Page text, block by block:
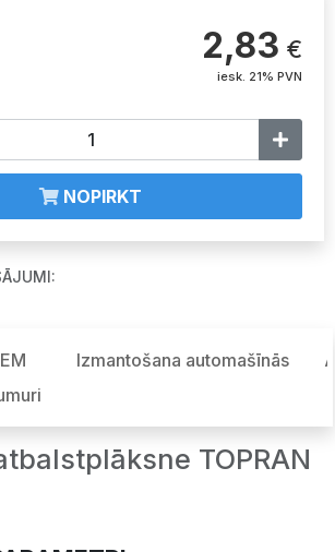
2,83 €
iesk. 21% PVN
NOPIRKT
Izmantošana automašīnās
TOPRAN